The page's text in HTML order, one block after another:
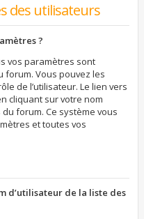
des utilisateurs
?
vos paramètres sont
forum. Vous pouvez les
de l’utilisateur. Le lien vers
cliquant sur votre nom
forum. Ce système vous
et toutes vos
d’utilisateur de la liste des